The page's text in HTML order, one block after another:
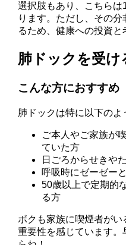
選択肢もあり、こちら
ります。ただし、その
るため、健康への投資と
肺ドックを受け
こんな方におすすめ
肺ドックは特に以下のよ
ご本人やご家族が
ていた方
日ごろからせきや
呼吸時にゼーゼー
50歳以上で定期的
る方
ボクも家族に喫煙者が
重要性を感じています